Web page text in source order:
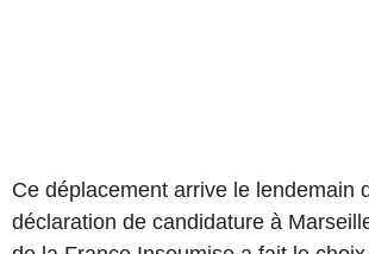
Ce déplacement arrive le lendemain
déclaration de candidature à